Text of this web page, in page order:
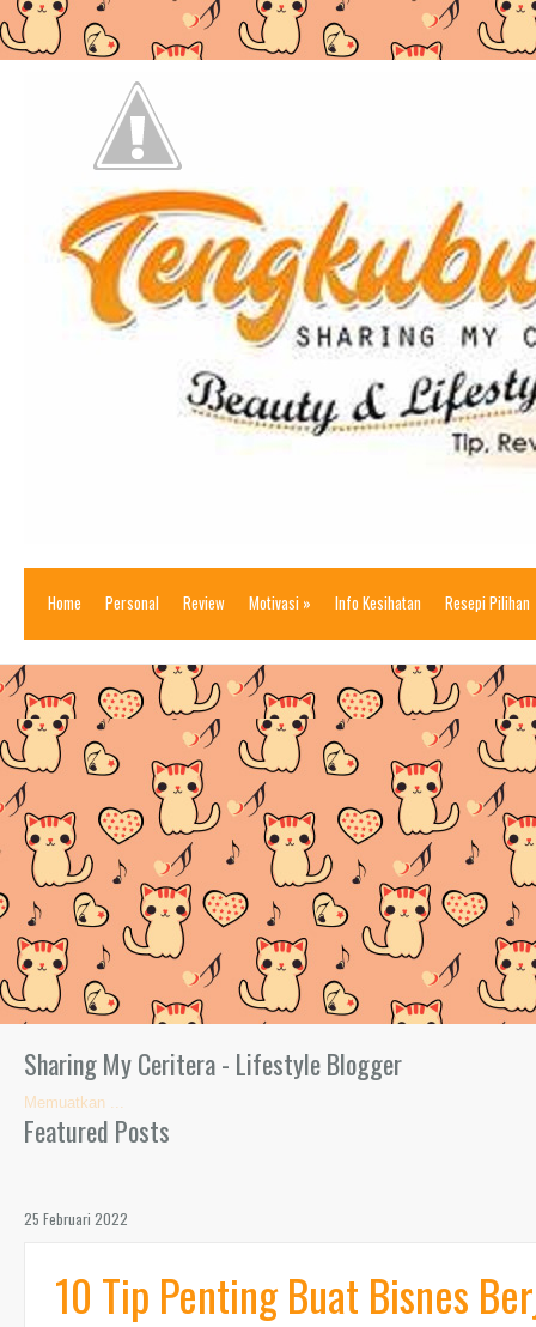
Home Personal Review Motivasi » Info Kesihatan Resepi Pilihan
Sharing My Ceritera - Lifestyle Blogger
Memuatkan ...
Featured Posts
25 Februari 2022
10 Tip Penting Buat Bisnes